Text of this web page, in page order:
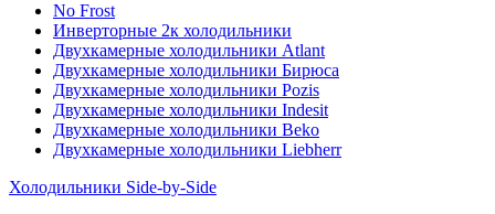
No Frost
Инверторные 2к холодильники
Двухкамерные холодильники Atlant
Двухкамерные холодильники Бирюса
Двухкамерные холодильники Pozis
Двухкамерные холодильники Indesit
Двухкамерные холодильники Beko
Двухкамерные холодильники Liebherr
Холодильники Side-by-Side